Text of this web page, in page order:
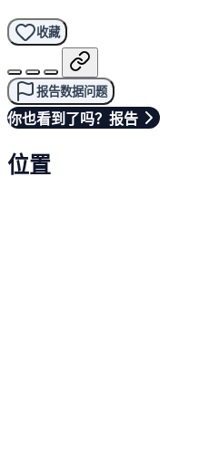
收藏
报告数据问题
你也看到了吗？报告
位置